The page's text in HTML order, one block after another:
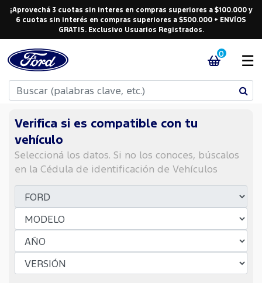
¡Aprovechá 3 cuotas sin interes en compras superiores a $100.000 y
6 cuotas sin interés en compras superiores a $500.000 + ENVÍOS
GRATIS. Exclusivo Usuarios Registrados.
0 ☰
Verifica si es compatible con tu
vehículo
Seleccioná los datos. Si no los conoces, búscalos
en la Cédula de identificación de Vehículos